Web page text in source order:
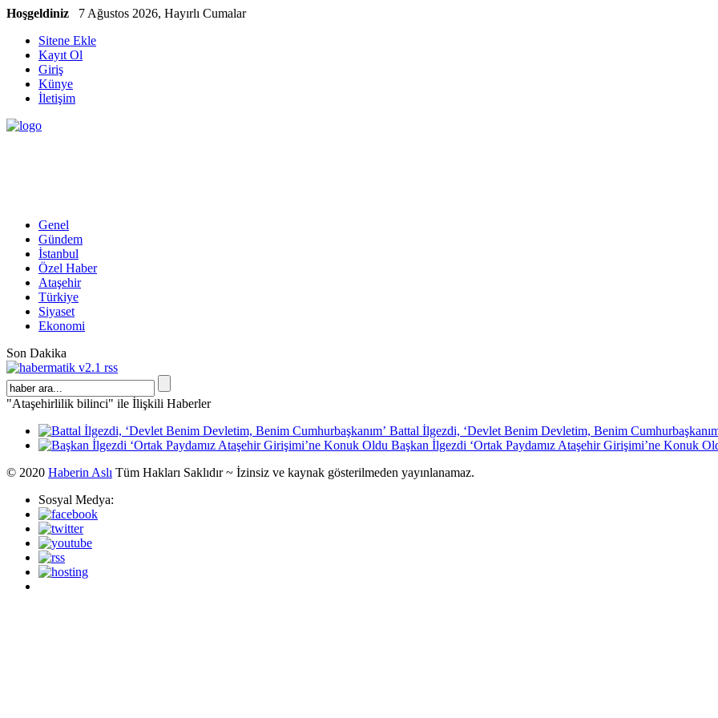
Hoşgeldiniz
7 Ağustos 2026, Hayırlı Cumalar
Sitene Ekle
Kayıt Ol
Giriş
Künye
İletişim
Genel
Gündem
İstanbul
Özel Haber
Ataşehir
Türkiye
Siyaset
Ekonomi
Son Dakika
"Ataşehirlilik bilinci" ile İlişkili Haberler
Battal İlgezdi, ‘Devlet Benim Devletim, Benim
Başkan İlgezdi ‘Ortak Paydamız Ataşehir Girişimi’ne Konuk
© 2020 Haberin Aslı Tüm Hakları Saklıdır ~ İzinsiz ve kaynak gösterilmeden yayınlanamaz.
Sosyal Medya: